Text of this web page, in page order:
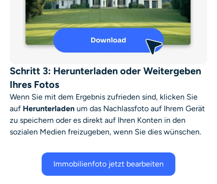
Schritt 3: Herunterladen oder Weitergeben
Ihres Fotos
Wenn Sie mit dem Ergebnis zufrieden sind, klicken Sie
auf Herunterladen um das Nachlassfoto auf Ihrem Gerät
zu speichern oder es direkt auf Ihren Konten in den
sozialen Medien freizugeben, wenn Sie dies wünschen.
Immobilienfoto jetzt bearbeiten